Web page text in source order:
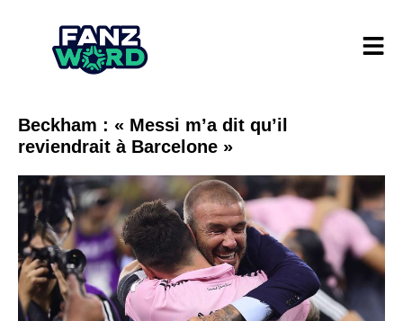
Beckham : « Messi m’a dit qu’il
reviendrait à Barcelone »